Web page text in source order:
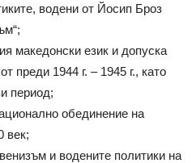
водени от Йосип Броз
македонски език и допуска
преди 1944 г. – 1945 г., като
период;
обединение на
век;
и водените политики на